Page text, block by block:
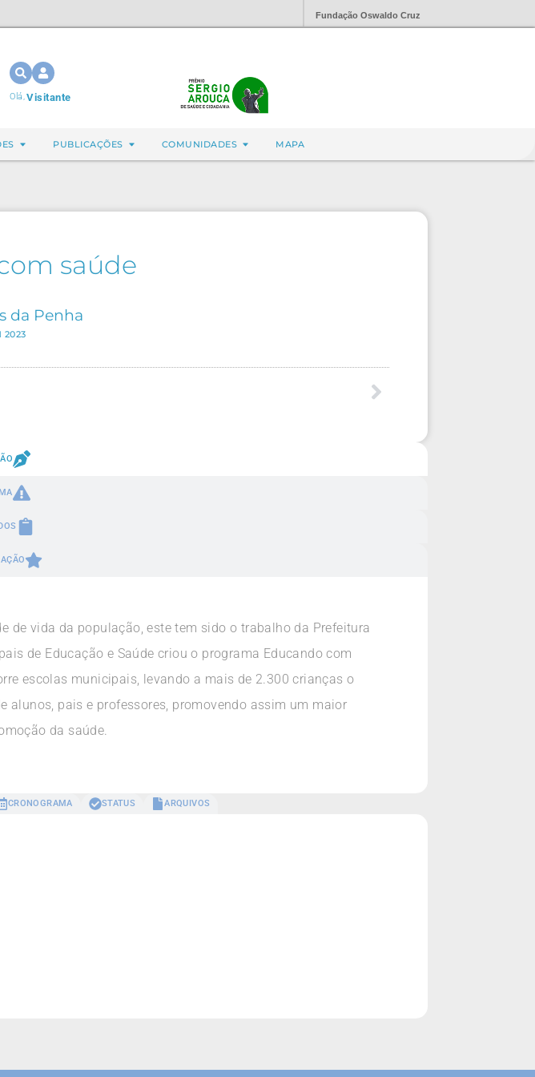
Fundação Oswaldo Cruz
Olá,Visitante
PUBLICAÇÕES COMUNIDADES MAPA
saúde
da Penha
2023
de vida da população, este tem sido o trabalho da Prefeitura
de Educação e Saúde criou o programa Educando com
escolas municipais, levando a mais de 2.300 crianças o
pais e professores, promovendo assim um maior
da saúde.
CRONOGRAMA STATUS ARQUIVOS